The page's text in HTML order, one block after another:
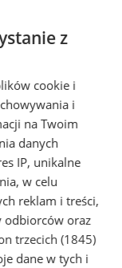
z
cookie i
i
na Twoim
danych
IP, unikalne
w celu
reklam i treści,
odbiorców oraz
trzecich (1845)
dane w tych i